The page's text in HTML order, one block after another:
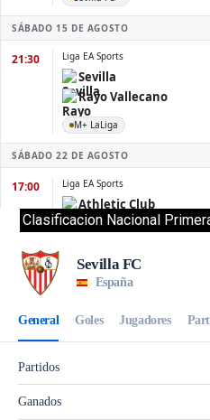
Clasificacion Nacional